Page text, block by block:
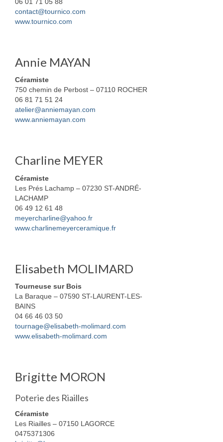
contact@tournico.com
www.tournico.com
Annie MAYAN
Céramiste
750 chemin de Perbost – 07110 ROCHER
06 81 71 51 24
atelier@anniemayan.com
www.anniemayan.com
Charline MEYER
Céramiste
Les Prés Lachamp – 07230 ST-ANDRÉ-
LACHAMP
06 49 12 61 48
meyercharline@yahoo.fr
www.charlinemeyerceramique.fr
Elisabeth MOLIMARD
Tourneuse sur Bois
La Baraque – 07590 ST-LAURENT-LES-
BAINS
04 66 46 03 50
tournage@elisabeth-molimard.com
www.elisabeth-molimard.com
Brigitte MORON
Poterie des Riailles
Céramiste
Les Riailles – 07150 LAGORCE
0475371306